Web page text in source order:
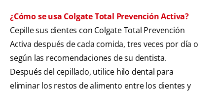
¿Cómo se usa Colgate Total Prevención Activa?
Cepille sus dientes con Colgate Total Prevención
Activa después de cada comida, tres veces por día o
según las recomendaciones de su dentista.
Después del cepillado, utilice hilo dental para
eliminar los restos de alimento entre los dientes y